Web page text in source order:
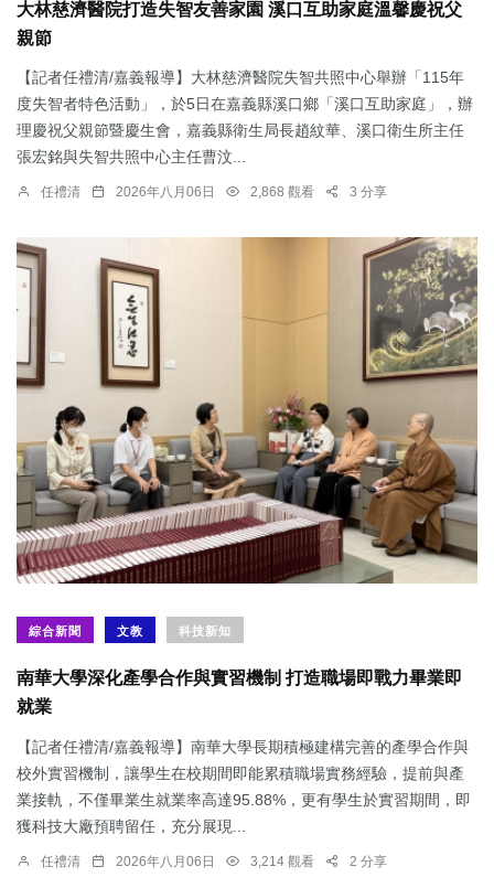
大林慈濟醫院打造失智友善家園 溪口互助家庭溫馨慶祝父
親節
【記者任禮清/嘉義報導】大林慈濟醫院失智共照中心舉辦「115年
度失智者特色活動」，於5日在嘉義縣溪口鄉「溪口互助家庭」，辦
理慶祝父親節暨慶生會，嘉義縣衛生局長趙紋華、溪口衛生所主任
張宏銘與失智共照中心主任曹汶...
任禮清 2026年八月06日 2,868 觀看 3 分享
綜合新聞 文教 科技新知
南華大學深化產學合作與實習機制 打造職場即戰力畢業即
就業
【記者任禮清/嘉義報導】南華大學長期積極建構完善的產學合作與
校外實習機制，讓學生在校期間即能累積職場實務經驗，提前與產
業接軌，不僅畢業生就業率高達95.88%，更有學生於實習期間，即
獲科技大廠預聘留任，充分展現...
任禮清 2026年八月06日 3,214 觀看 2 分享